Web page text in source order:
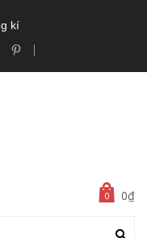
kí
0 0₫